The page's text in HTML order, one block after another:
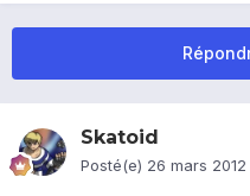
Skatoid
Posté(e) 26 mars 2012